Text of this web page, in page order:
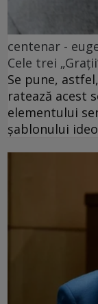
centenar -
Cele trei
Se pune,
ratează acest
elementului
șablonului